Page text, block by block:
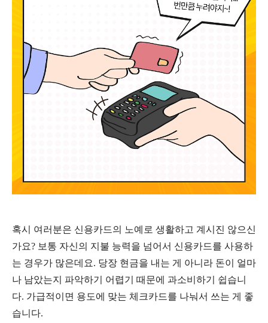
혹시 여러분은 신용카드의 노예로 생활하고 계시진 않으신
가요? 보통 자신의 지불 능력을 넘어서 신용카드를 사용하
는 경우가 많은데요. 당장 현금을 내는 게 아니라 돈이 얼마
나 남았는지 파악하기 어렵기 때문에 과소비하기 쉽습니
다. 가급적이면 용도에 맞는 체크카드를 나눠서 쓰는 게 좋
습니다.